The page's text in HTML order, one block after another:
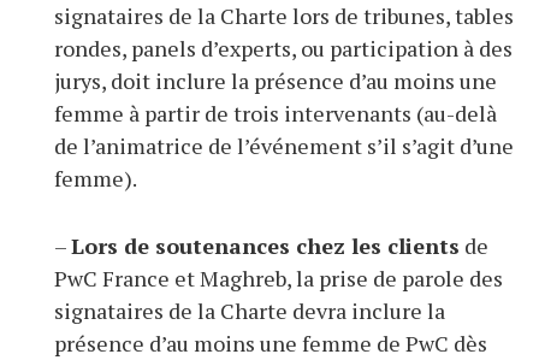
signataires de la Charte lors de tribunes, tables
rondes, panels d’experts, ou participation à des
jurys, doit inclure la présence d’au moins une
femme à partir de trois intervenants (au-delà
de l’animatrice de l’événement s’il s’agit d’une
femme).
–Lors de soutenances chez les clients de
PwC France et Maghreb, la prise de parole des
signataires de la Charte devra inclure la
présence d’au moins une femme de PwC dès